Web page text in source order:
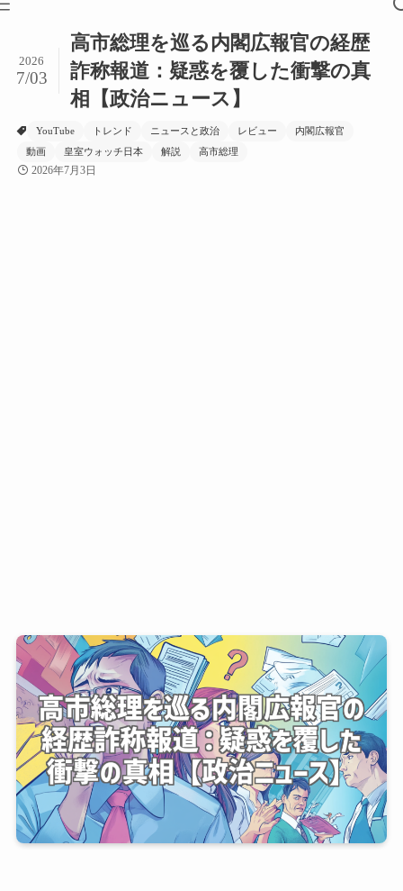
高市総理を巡る内閣広報官の経歴
詐称報道：疑惑を覆した衝撃の真
相【政治ニュース】
2026
7/03
YouTube トレンド ニュースと政治 レビュー
内閣広報官
動画
皇室ウォッチ日本 解説 高市総理
2026年7月3日